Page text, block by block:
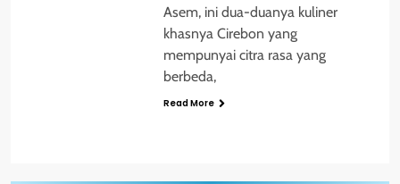
Asem, ini dua-duanya kuliner
khasnya Cirebon yang
mempunyai citra rasa yang
berbeda,
Read More